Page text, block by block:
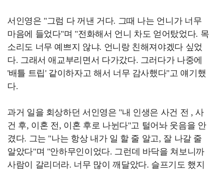
서인영은 "그럼 다 꺼낸 거다. 그때 나는 언니가 너무
마음에 들었다"며 "전화해서 언니 차도 얻어탔었다. 목
소리도 너무 예쁘지 않냐. 언니랑 친해져야겠다 싶었
다. 그래서 애교부리면서 다가갔다. 그러다가 나중에
'배틀 트립' 같이하자고 해서 너무 감사했다"고 얘기했
다.
과거 일을 회상하던 서인영은 "내 인생은 사건 전 , 사
건 후, 이혼 전, 이혼 후로 나뉜다"고 털어놔 웃음을 안
겼다. 그는 "나는 항상 내가 일 할 줄 알고, 잘 나갈 줄
알았다"며 "안하무인이었다. 그런데 바닥을 쳐보니까
사람이 갈리더라. 너무 많이 깨달았다. 슬프기도 했지